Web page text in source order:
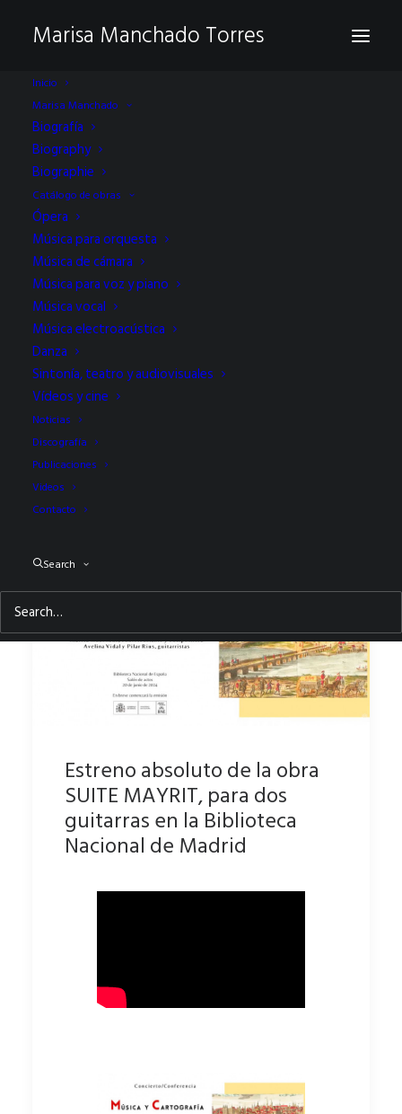
Marisa Manchado Torres
Inicio
Marisa Manchado
Biografía
Biography
Biographie
Catálogo de obras
Ópera
Música para orquesta
Música de cámara
Música para voz y piano
Música vocal
Música electroacústica
Danza
Sintonía, teatro y audiovisuales
Vídeos y cine
Noticias
Discografía
Publicaciones
Videos
Contacto
Search
musica y cartografía
Estreno absoluto de la obra
SUITE MAYRIT, para dos
guitarras en la Biblioteca
Nacional de Madrid